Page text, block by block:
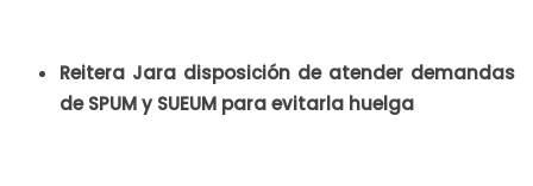
Reitera Jara disposición de atender demandas
de SPUM y SUEUM para evitarla huelga